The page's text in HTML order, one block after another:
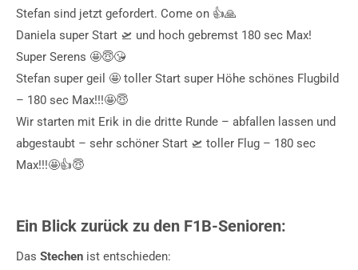
Stefan sind jetzt gefordert. Come on 👍🙏
Daniela super Start 🛫 und hoch gebremst 180 sec Max!
Super Serens 🤩😇😘
Stefan super geil 🤩 toller Start super Höhe schönes Flugbild
– 180 sec Max!!!🤩😇
Wir starten mit Erik in die dritte Runde – abfallen lassen und
abgestaubt – sehr schöner Start 🛫 toller Flug – 180 sec
Max!!!🤩👍😇
Ein Blick zurück zu den F1B-Senioren:
Das Stechen ist entschieden: